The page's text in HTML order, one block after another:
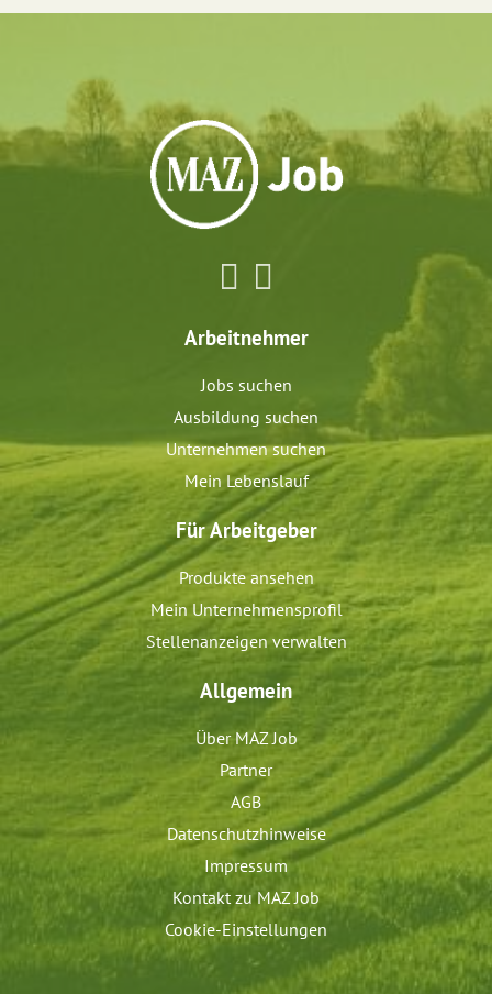
Arbeitnehmer
Jobs suchen
Ausbildung suchen
Unternehmen suchen
Mein Lebenslauf
Für Arbeitgeber
Produkte ansehen
Mein Unternehmensprofil
Stellenanzeigen verwalten
Allgemein
Über MAZ Job
Partner
AGB
Datenschutzhinweise
Impressum
Kontakt zu MAZ Job
Cookie-Einstellungen